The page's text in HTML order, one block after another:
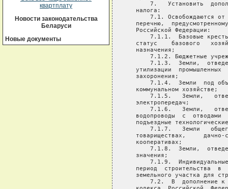
квартплату
Новости законодательства
Беларуси
Новые документы
7.   Установить
   налога:
7.1. Освобождаются
перечню,
   Российской Федерации:
7.1.1.  Базовые
статус    базового
   назначения;
7.1.2. Бюджетные
7.1.3.  Земли,
утилизации  промышленных
   захоронения;
7.1.4.  Земли  под
   коммунальном хозяйстве;
7.1.5.   Земли,
   электропередач;
7.1.6.   Земли,
водопроводы  с  отводами
подъездные
7.1.7.   Земли
товариществах,
   кооперативах;
7.1.8.  Земли,
   значения;
7.1.9.
период  строительства  в
земельного участка для
7.2.  В  дополнение